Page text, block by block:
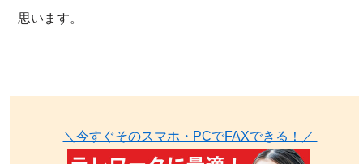
思います。
＼今すぐそのスマホ・PCでFAXできる！／